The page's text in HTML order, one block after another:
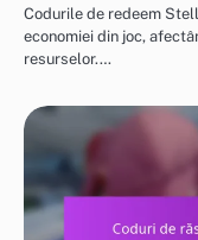
Codurile de redeem
economiei din joc,
resurselor.…